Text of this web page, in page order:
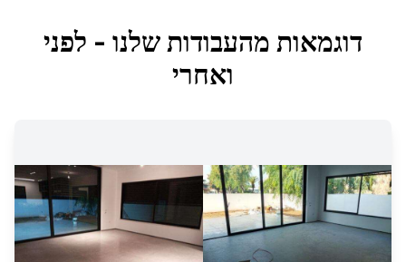
דוגמאות מהעבודות שלנו - לפני
ואחרי